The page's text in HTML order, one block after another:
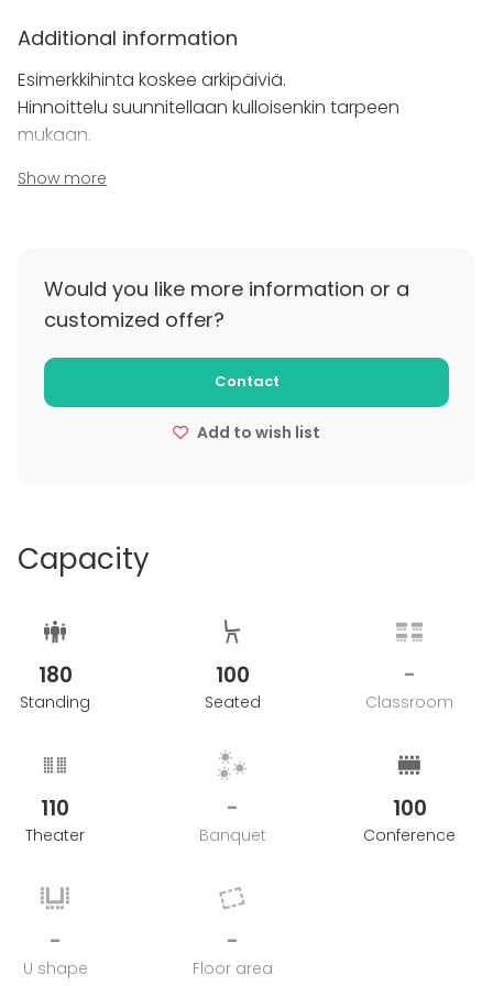
Additional information
Esimerkkihinta koskee arkipäiviä.
Hinnoittelu suunnitellaan kulloisenkin tarpeen
mukaan.
Additional information about cancellation
perutaan 60 vrk etukäteen.
Show more
Would you like more information or a
customized offer?
Contact
Add to wish list
Capacity
180
Standing
100
Seated
-
Classroom
110
Theater
-
Banquet
100
Conference
-
U shape
-
Floor area